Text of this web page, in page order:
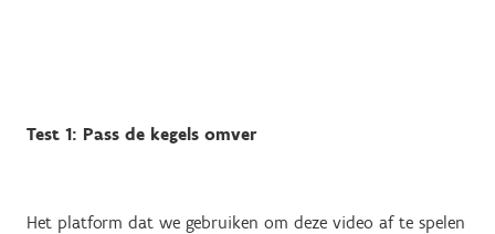
Test 1: Pass de kegels omver
Het platform dat we gebruiken om deze video af te spelen